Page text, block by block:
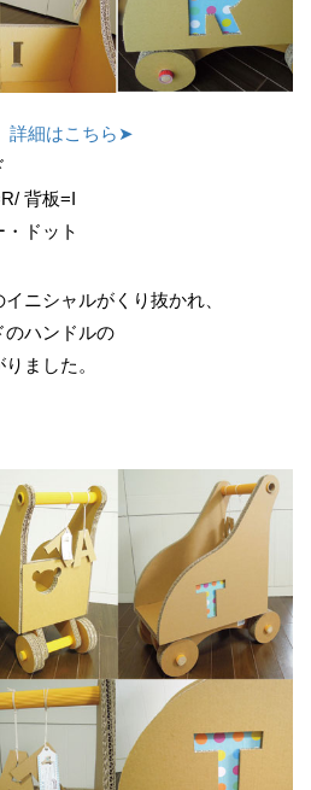
詳細はこちら➤
背板=I
・ドット
ニシャルがくり抜かれ、
のハンドルの
ました。